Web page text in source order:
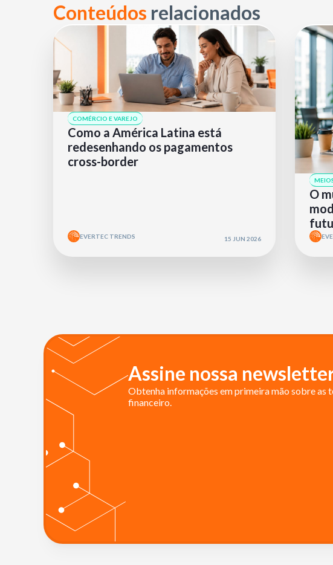
Conteúdos relacionados
COMÉRCIO E VAREJO
Como a América Latina está
redesenhando os pagamentos
cross-border
EVERTEC TRENDS 15 JUN 2026
O
Assine nossa
Obtenha informações em primeira mão sobre as
financeiro.